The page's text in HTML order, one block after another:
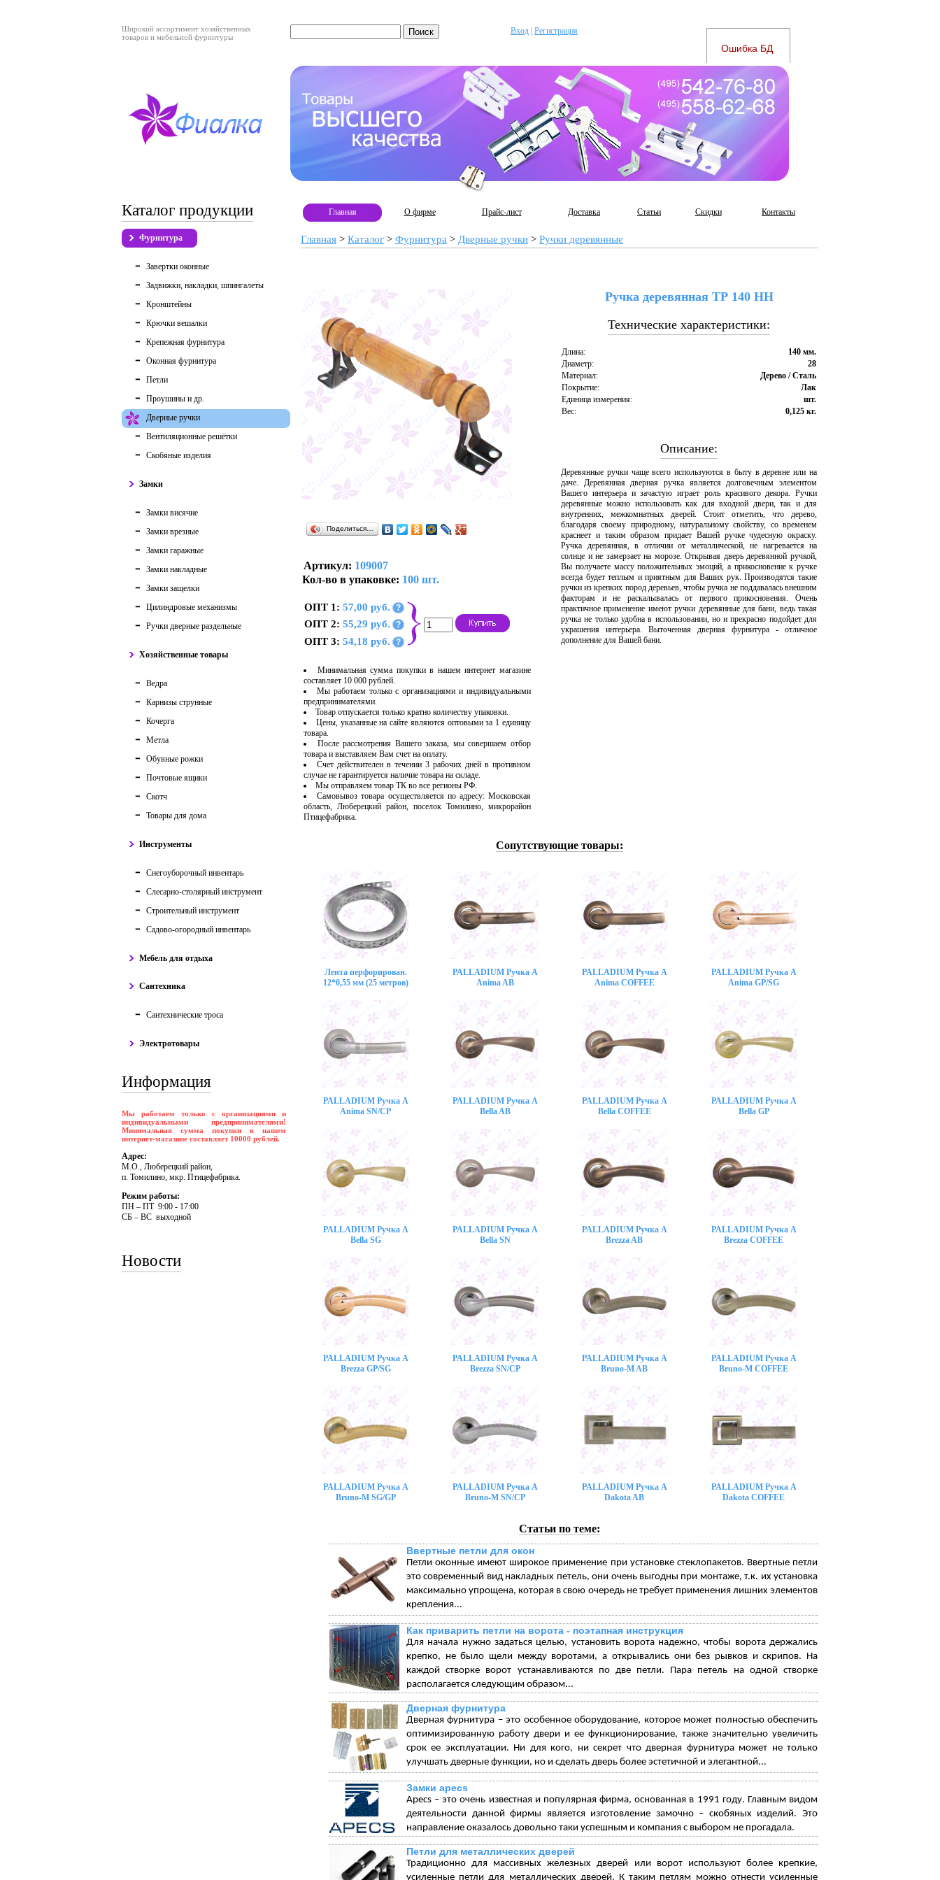
Широкий ассортимент хозяйственных
товаров и мебельной фурнитуры
Вход Регистрация
Каталог продукции
Фурнитура
Завертки оконные
Задвижки, накладки, шпингалеты
Кронштейны
Крючки вешалки
Крепежная фурнитура
Оконная фурнитура
Петли
Проушины и др.
Дверные ручки
Вентиляционные решётки
Скобяные изделия
Замки
Замки висячие
Замки врезные
Замки гаражные
Замки накладные
Замки защелки
Цилиндровые механизмы
Ручки дверные раздельные
Хозяйственные товары
Ведра
Карнизы струнные
Кочерга
Метла
Обувные рожки
Почтовые ящики
Скотч
Товары для дома
Инструменты
Снегоуборочный инвентарь
Слесарно-столярный инструмент
Строительный инструмент
Садово-огородный инвентарь
Мебель для отдыха
Сантехника
Сантехнические троса
Электротовары
Информация
Мы работаем только с организациями и
индивидуальными предпринимателями!
Минимальная сумма покупки в нашем
интернет-магазине составляет 10000 рублей.
Адрес:
М.О., Люберецкий район,
п. Томилино, мкр. Птицефабрика.
Режим работы:
ПH – ПT 9:00 - 17:00
CБ – BC выходной
Новости
Главная О фирме Прайс-лист Доставка Статьи Скидки Контакты
Главная > Каталог > Фурнитура > Дверные ручки > Ручки деревянные
Поделиться…
Артикул: 109007
Кол-во в упаковке: 100 шт.
ОПТ 1: 57,00 руб. ?
ОПТ 2: 55,29 руб. ?
ОПТ 3: 54,18 руб. ?
Минимальная сумма покупки в нашем интернет магазине
составляет 10 000 рублей.
Мы работаем только с организациями и индивидуальными
предпринимателями.
Товар отпускается только кратно количеству упаковки.
Цены, указанные на сайте являются оптовыми за 1 единицу
товара.
После рассмотрения Вашего заказа, мы совершаем отбор
товара и выставляем Вам счет на оплату.
Счет действителен в течении 3 рабочих дней в противном
случае не гарантируется наличие товара на складе.
Мы отправляем товар ТК во все регионы РФ.
Самовывоз товара осуществляется по адресу: Московская
область, Люберецкий район, поселок Томилино, микрорайон
Птицефабрика.
Ручка деревянная ТР 140 НН
Технические характеристики:
Длина:
140 мм.
Диаметр:
28
Материал:
Дерево / Сталь
Покрытие:
Лак
Единица измерения:
шт.
Вес:
0,125 кг.
Описание:
Деревянные ручки чаще всего используются в быту в деревне или на
даче. Деревянная дверная ручка является долговечным элементом
Вашего интерьера и зачастую играет роль красивого декора. Ручки
деревянные можно использовать как для входной двери, так и для
внутренних, межкомнатных дверей. Стоит отметить, что дерево,
благодаря своему природному, натуральному свойству, со временем
краснеет и таким образом придает Вашей ручке чудесную окраску.
Ручка деревянная, в отличии от металлической, не нагревается на
солнце и не замерзает на морозе. Открывая дверь деревянной ручкой,
Вы получаете массу положительных эмоций, а прикосновение к ручке
всегда будет теплым и приятным для Ваших рук. Производятся такие
ручки из крепких пород деревьев, чтобы ручка не поддавалась внешним
факторам и не раскалывалась от первого прикосновения. Очень
практичное применение имеют ручки деревянные для бани, ведь такая
ручка не только удобна в использовании, но и прекрасно подойдет для
украшения интерьера. Выточенная дверная фурнитура - отличное
дополнение для Вашей бани.
Сопутствующие товары:
Лента перфорирован.
12*0,55 мм (25 метров)
PALLADIUM Ручка A
Anima AB
PALLADIUM Ручка A
Anima COFFEE
PALLADIUM Ручка A
Anima GP/SG
PALLADIUM Ручка A
Anima SN/CP
PALLADIUM Ручка A
Bella AB
PALLADIUM Ручка A
Bella COFFEE
PALLADIUM Ручка A
Bella GP
PALLADIUM Ручка A
Bella SG
PALLADIUM Ручка A
Bella SN
PALLADIUM Ручка A
Brezza AB
PALLADIUM Ручка A
Brezza COFFEE
PALLADIUM Ручка A
Brezza GP/SG
PALLADIUM Ручка A
Brezza SN/CP
PALLADIUM Ручка A
Bruno-M AB
PALLADIUM Ручка A
Bruno-M COFFEE
PALLADIUM Ручка A
Bruno-M SG/GP
PALLADIUM Ручка A
Bruno-M SN/CP
PALLADIUM Ручка A
Dakota AB
PALLADIUM Ручка A
Dakota COFFEE
Статьи по теме:
Ввертные петли для окон
Петли оконные имеют широкое применение при установке стеклопакетов. Ввертные петли
это современный вид накладных петель, они очень выгодны при монтаже, т.к. их установка
максимально упрощена, которая в свою очередь не требует применения лишних элементов
крепления...
Как приварить петли на ворота - поэтапная инструкция
Для начала нужно задаться целью, установить ворота надежно, чтобы ворота держались
крепко, не было щели между воротами, а открывались они без рывков и скрипов. На
каждой створке ворот устанавливаются по две петли. Пара петель на одной створке
располагается следующим образом...
Дверная фурнитура
Дверная фурнитура – это особенное оборудование, которое может полностью обеспечить
оптимизированную работу двери и ее функционирование, также значительно увеличить
срок ее эксплуатации. Ни для кого, ни секрет что дверная фурнитура может не только
улучшать дверные функции, но и сделать дверь более эстетичной и элегантной...
Замки apecs
Apecs – это очень известная и популярная фирма, основанная в 1991 году. Главным видом
деятельности данной фирмы является изготовление замочно – скобяных изделий. Это
направление оказалось довольно таки успешным и компания с выбором не прогадала.
Петли для металлических дверей
Традиционно для массивных железных дверей или ворот используют более крепкие,
усиленные петли для металлических дверей. К таким петлям можно отнести усиленные